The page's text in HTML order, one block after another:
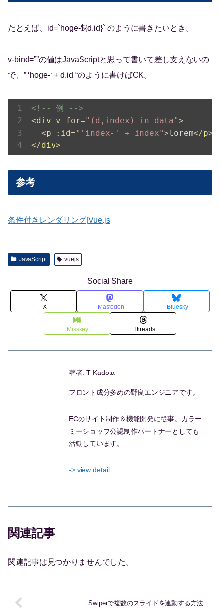
たとえば、id=`hoge-${d.id}` のように書きたいとき。
v-bind=””の値はJavaScriptと思って書いて差し支えないの
で、” ‘hoge-‘ + d.id “のように書けばOK。
<!-- 例 -->
<div v-for="(d,index) in data">
<p :id="'index-' + index">lorem</p>
</div>
参考
条件付きレンダリング|Vue.js
JavaScript vuejs
Social Share
X Mastodon Bluesky
Misskey Threads
著者: T Kadota
フロント成分多めの野良エンジニアです。
ECのサイト制作＆機能開発に従事。カラー
ミーショップ公認制作パートナーとしても
活動しています。
-> view detail
関連記事
関連記事は見つかりませんでした。
Swiperで複数のスライドを連動する方法